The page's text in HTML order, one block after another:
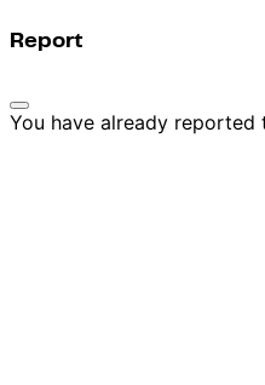
Report
You have already reported